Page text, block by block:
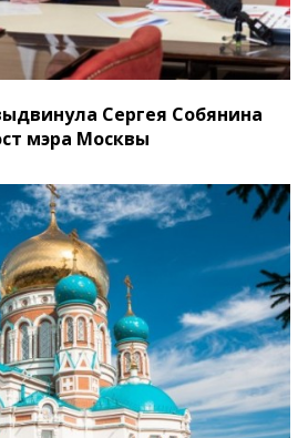
Сергея Собянина
мэра Москвы